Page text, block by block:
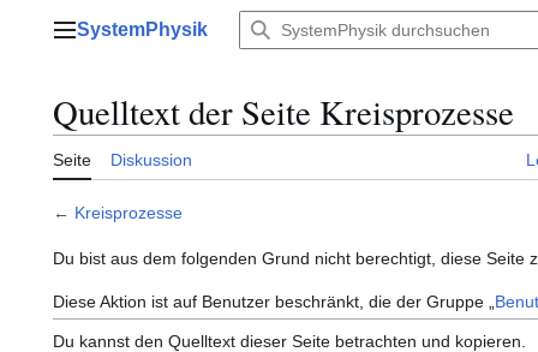
Hauptmenü
SystemPhysik
Quelltext der Seite Kreisprozesse
Seite Diskussion
← Kreisprozesse
Du bist aus dem folgenden Grund nicht berechtigt, diese Seite
Diese Aktion ist auf Benutzer beschränkt, die der Gruppe „
Du kannst den Quelltext dieser Seite betrachten und kopieren.